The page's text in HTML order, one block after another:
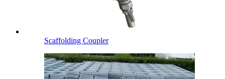
Scaffolding Coupler